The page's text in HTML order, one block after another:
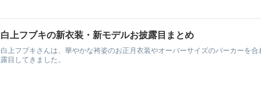
白上フブキの新衣装・新モデルお披露目まとめ
白上フブキさんは、華やかな袴姿のお正月衣装やオーバーサイズのパーカーを
露目してきました。